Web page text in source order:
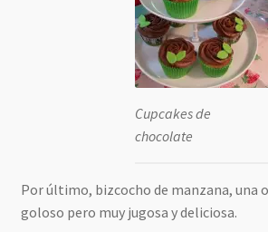
Cupcakes de
chocolate
Por último, bizcocho de manzana, una
goloso pero muy jugosa y deliciosa.